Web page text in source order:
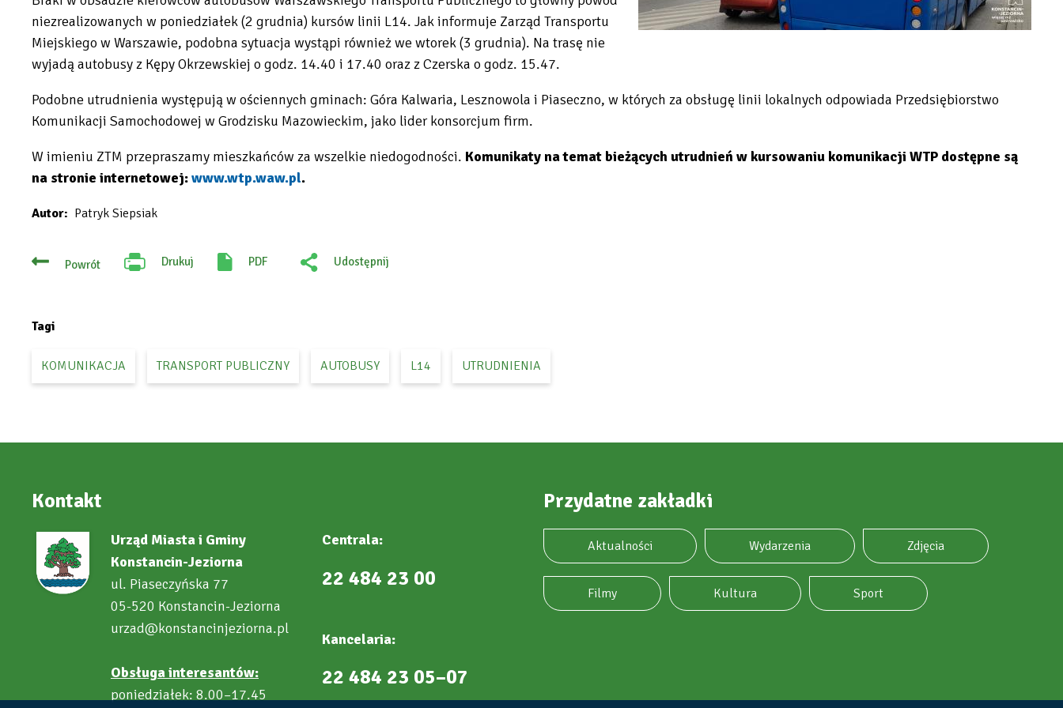
niezrealizowanych w poniedziałek (2 grudnia) kursów linii L14. Jak informuje Zarząd Transportu
Miejskiego w Warszawie, podobna sytuacja wystąpi również we wtorek (3 grudnia). Na trasę nie
wyjadą autobusy z Kępy Okrzewskiej o godz. 14.40 i 17.40 oraz z Czerska o godz. 15.47.
Podobne utrudnienia występują w ościennych gminach: Góra Kalwaria, Lesznowola i Piaseczno, w których za obsługę linii lokalnych odpowiada Przedsiębiorstwo
Komunikacji Samochodowej w Grodzisku Mazowieckim, jako lider konsorcjum firm.
W imieniu ZTM przepraszamy mieszkańców za wszelkie niedogodności. Komunikaty na temat bieżących utrudnień w kursowaniu komunikacji WTP dostępne są
na stronie internetowej:www.wtp.waw.pl
open
new
.
Autor Patryk Siepsiak
Powrót Drukuj
Will
PDF
Udostępnij
Tagi
KOMUNIKACJA TRANSPORT PUBLICZNY AUTOBUSY L14 UTRUDNIENIA
Kontakt
Urząd Miasta i Gminy
Konstancin-Jeziorna
ul. Piaseczyńska 77
05-520 Konstancin-Jeziorna
urzad@konstancinjeziorna.pl
Obsługa interesantów:
poniedziałek: 8.00–17.45
Centrala:
22 484 23 00
Kancelaria:
22 484 23 05–07
Przydatne zakładki
Aktualności Wydarzenia Zdjęcia
Filmy Kultura Sport